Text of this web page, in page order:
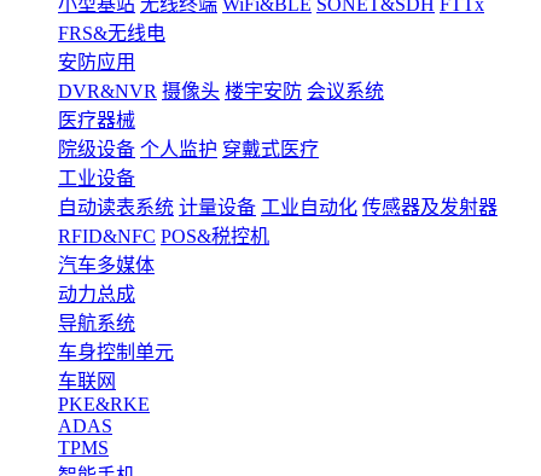
小型基站 无线终端 WiFi&BLE SONET&SDH FTTx
FRS&无线电
安防应用
DVR&NVR 摄像头 楼宇安防 会议系统
医疗器械
院级设备 个人监护 穿戴式医疗
工业设备
自动读表系统 计量设备 工业自动化 传感器及发射器
RFID&NFC POS&税控机
汽车多媒体
动力总成
导航系统
车身控制单元
车联网
PKE&RKE
ADAS
TPMS